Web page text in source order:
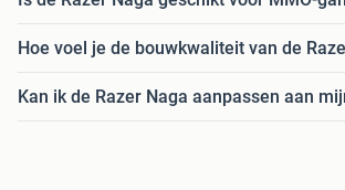
Hoe voel je de bouwkwaliteit van de
Kan ik de Razer Naga aanpassen aan